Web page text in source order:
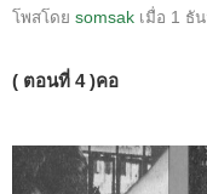
โพสโดย somsak เมื่อ 1 ธั
( ตอนที่ 4 )คอ